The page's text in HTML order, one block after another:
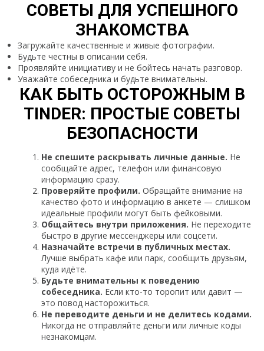
СОВЕТЫ ДЛЯ УСПЕШНОГО
ЗНАКОМСТВА
Загружайте качественные и живые фотографии.
Будьте честны в описании себя.
Проявляйте инициативу и не бойтесь начать разговор.
Уважайте собеседника и будьте внимательны.
КАК БЫТЬ ОСТОРОЖНЫМ В
TINDER: ПРОСТЫЕ СОВЕТЫ
БЕЗОПАСНОСТИ
Не спешите раскрывать личные данные. Не
сообщайте адрес, телефон или финансовую
информацию сразу.
Проверяйте профили. Обращайте внимание на
качество фото и информацию в анкете — слишком
идеальные профили могут быть фейковыми.
Общайтесь внутри приложения. Не переходите
быстро в другие мессенджеры или соцсети.
Назначайте встречи в публичных местах.
Лучше выбрать кафе или парк, сообщить друзьям,
куда идёте.
Будьте внимательны к поведению
собеседника. Если кто-то торопит или давит —
это повод насторожиться.
Не переводите деньги и не делитесь кодами.
Никогда не отправляйте деньги или личные коды
незнакомцам.